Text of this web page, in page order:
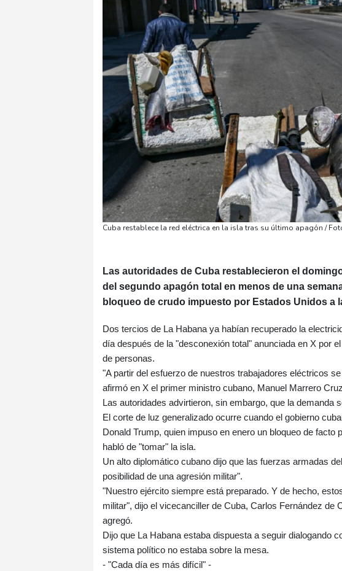
Cuba restablece la red eléctrica en la isla tras su último apagón /
Las autoridades de Cuba restablecieron el
del segundo apagón total en menos de una
bloqueo de crudo impuesto por Estados Unidos a
Dos tercios de La Habana ya habían recuperado la
día después de la "desconexión total" anunciada en X por
de personas.
"A partir del esfuerzo de nuestros trabajadores eléctricos
afirmó en X el primer ministro cubano, Manuel Marrero
Las autoridades advirtieron, sin embargo, que la demanda
El corte de luz generalizado ocurre cuando el gobierno
Donald Trump, quien impuso en enero un bloqueo de
habló de "tomar" la isla.
Un alto diplomático cubano dijo que las fuerzas armadas
posibilidad de una agresión militar".
"Nuestro ejército siempre está preparado. Y de hecho,
militar", dijo el vicecanciller de Cuba, Carlos Fernández
agregó.
Dijo que La Habana estaba dispuesta a seguir dialogando
sistema político no estaba sobre la mesa.
- "Cada día es más difícil" -